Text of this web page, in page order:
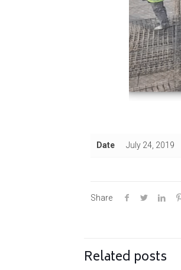
Date July 24, 2019
Share
Related posts